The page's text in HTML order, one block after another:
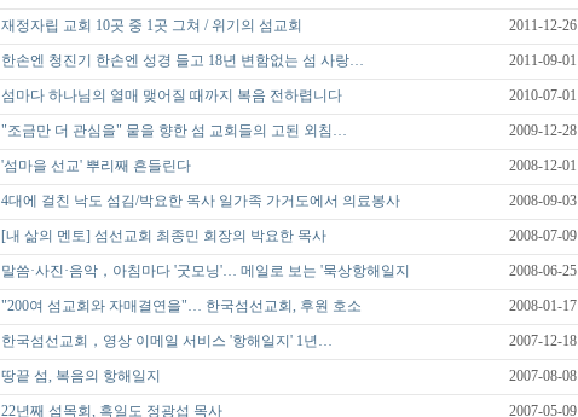
재정자립 교회 10곳 중 1곳 그쳐 / 위기의 섬교회 2011-12-26
한손엔 청진기 한손엔 성경 들고 18년 변함없는 섬 사랑… 2011-09-01
섬마다 하나님의 열매 맺어질 때까지 복음 전하렵니다 2010-07-01
"조금만 더 관심을" 뭍을 향한 섬 교회들의 고된 외침… 2009-12-28
'섬마을 선교' 뿌리째 흔들린다 2008-12-01
4대에 걸친 낙도 섬김/박요한 목사 일가족 가거도에서 의료봉사 2008-09-03
[내 삶의 멘토] 섬선교회 최종민 회장의 박요한 목사 2008-07-09
말씀·사진·음악，아침마다 '굿모닝'… 메일로 보는 '묵상항해일지 2008-06-25
"200여 섬교회와 자매결연을"… 한국섬선교회, 후원 호소 2008-01-17
한국섬선교회，영상 이메일 서비스 '항해일지' 1년… 2007-12-18
땅끝 섬, 복음의 항해일지 2007-08-08
22년째 섬목회, 흑일도 정광섭 목사 2007-05-09